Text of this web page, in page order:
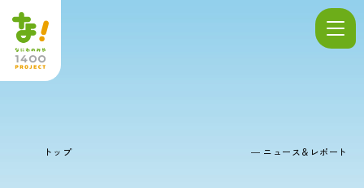
トップ ニュース＆レポート